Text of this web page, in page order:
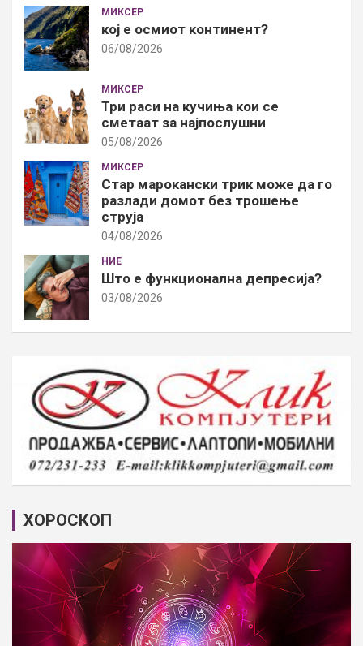
МИКСЕР
кој е осмиот континент?
06/08/2026
МИКСЕР
Три раси на кучиња кои се
сметаат за најпослушни
05/08/2026
МИКСЕР
Стар марокански трик може да го
разлади домот без трошење
струја
04/08/2026
НИЕ
Што е функционална депресија?
03/08/2026
ХОРОСКОП